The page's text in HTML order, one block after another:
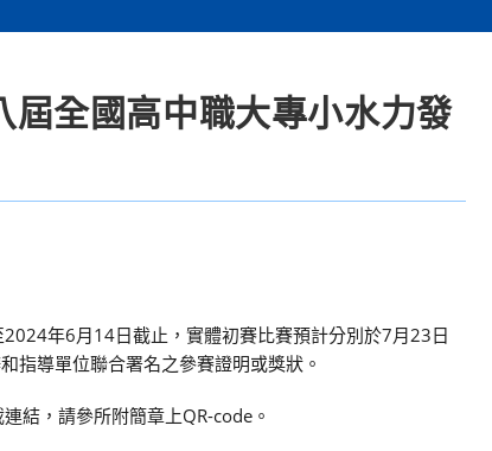
全國高中職大專小水力發
年6月14日截止，實體初賽比賽預計分別於7月23日
指導單位聯合署名之參賽證明或獎狀。
結，請參所附簡章上QR-code。